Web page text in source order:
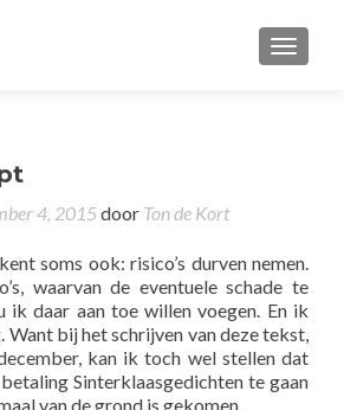
4, 2015door Ton de Kort
soms ook: risico’s durven nemen.
waarvan de eventuele schade te
ik daar aan toe willen voegen. En ik
Want bij het schrijven van deze tekst,
kan ik toch wel stellen dat
Sinterklaasgedichten te gaan
van de grond is gekomen.